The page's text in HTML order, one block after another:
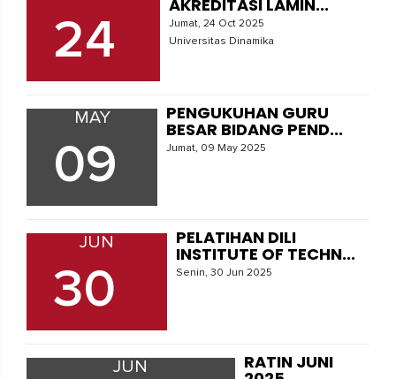
24
AKREDITASI LAMIN...
Jumat, 24 Oct 2025
Universitas Dinamika
MAY
09
PENGUKUHAN GURU
BESAR BIDANG PEND...
Jumat, 09 May 2025
JUN
30
PELATIHAN DILI
INSTITUTE OF TECHN...
Senin, 30 Jun 2025
JUN RATIN JUNI